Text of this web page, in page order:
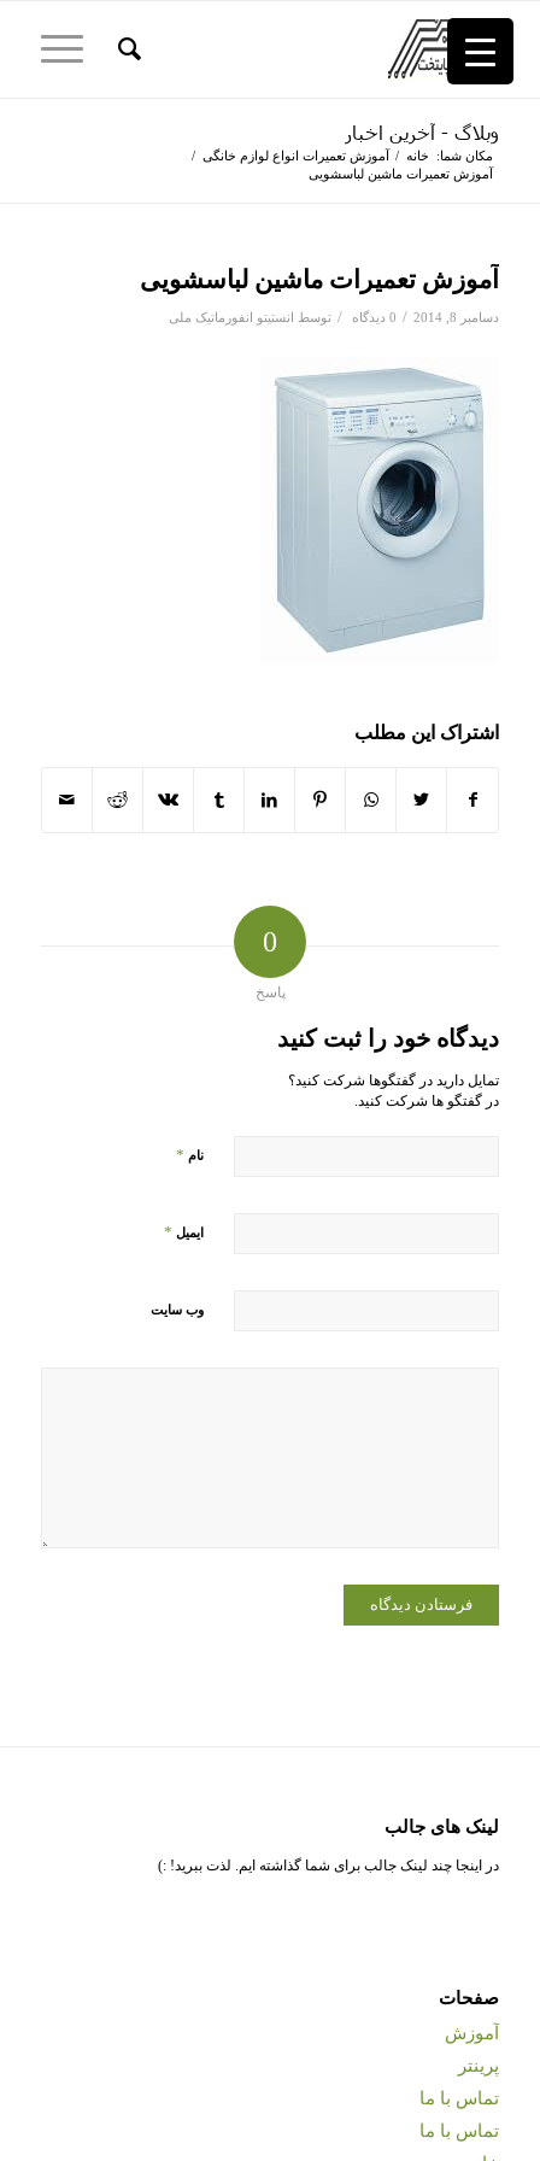
وبلاگ - آخرین اخبار
مکان شما: خانه / آموزش تعمیرات انواع لوازم خانگی /
آموزش تعمیرات ماشین لباسشویی
آموزش تعمیرات ماشین لباسشویی
دسامبر 8, 2014 / 0 دیدگاه / توسط انستیتو انفورماتیک ملی
اشتراک این مطلب
0
پاسخ
دیدگاه خود را ثبت کنید
تمایل دارید در گفتگوها شرکت کنید؟
در گفتگو ها شرکت کنید.
نام *
ایمیل *
وب‌ سایت
لینک های جالب
در اینجا چند لینک جالب برای شما گذاشته ایم. لذت ببرید! :)
صفحات
آموزش
پرینتر
تماس با ما
تماس با ما